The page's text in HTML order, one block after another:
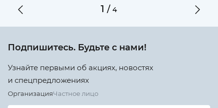
1 /4
Подпишитесь. Будьте с нами!
Узнайте первыми об акциях, новостях
и спецпредложениях
ОрганизацияЧастное лицо